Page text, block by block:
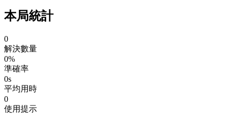
本局統計
0
解決數量
0%
準確率
0s
平均用時
0
使用提示